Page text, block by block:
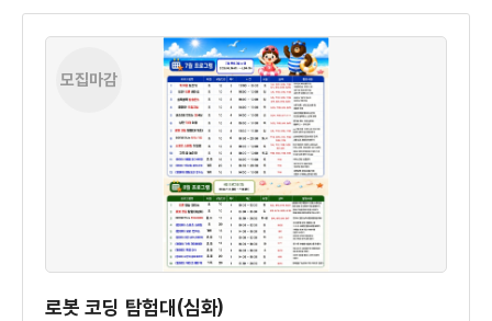
모집마감
로봇 코딩 탐험대(심화)